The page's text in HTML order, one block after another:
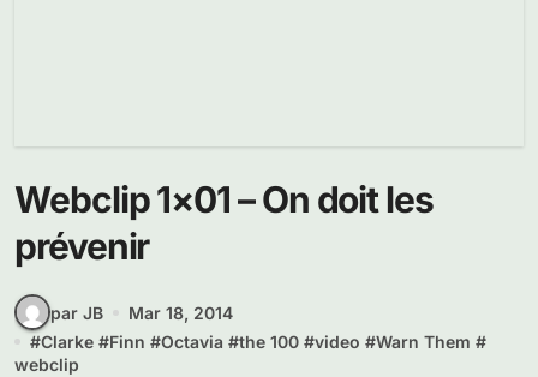
Webclip 1×01 – On doit les
prévenir
par JB
Mar 18, 2014
#Clarke #Finn #Octavia #the 100 #video #Warn Them #
webclip